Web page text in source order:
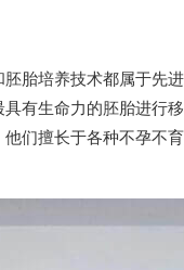
胎培养技术都属于先
有生命力的胚胎进行
们擅长于各种不孕不